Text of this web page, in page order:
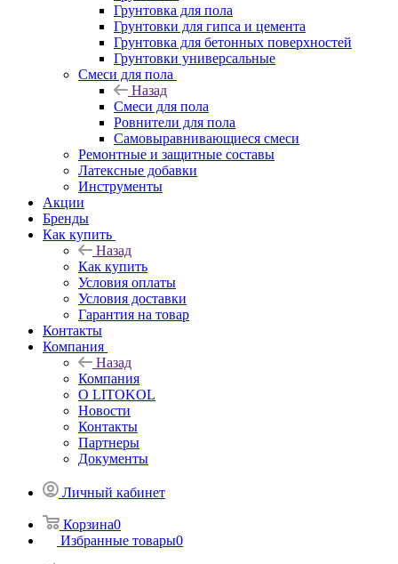
Грунтовка для пола
Грунтовки для гипса и цемента
Грунтовка для бетонных поверхностей
Грунтовки универсальные
Смеси для пола
Назад
Смеси для пола
Ровнители для пола
Самовыравнивающиеся смеси
Ремонтные и защитные составы
Латексные добавки
Инструменты
Акции
Бренды
Как купить
Назад
Как купить
Условия оплаты
Условия доставки
Гарантия на товар
Контакты
Компания
Назад
Компания
О LITOKOL
Новости
Контакты
Партнеры
Документы
Личный кабинет
Корзина0
Избранные товары0